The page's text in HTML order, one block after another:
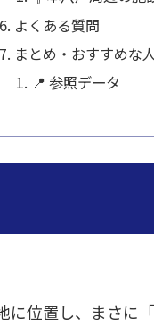
よくある質問
まとめ・おすすめな人
📍 参照データ
に位置し、まさに